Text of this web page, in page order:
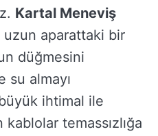
Kartal Meneviş
uzun aparattaki bir
düğmesini
su almayı
ihtimal ile
kablolar temassızlığa